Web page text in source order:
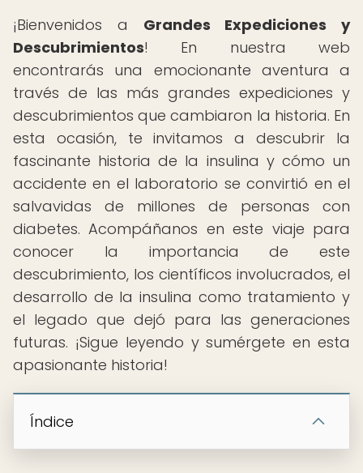
¡Bienvenidos a Grandes Expediciones y
Descubrimientos! En nuestra web
encontrarás una emocionante aventura a
través de las más grandes expediciones y
descubrimientos que cambiaron la historia. En
esta ocasión, te invitamos a descubrir la
fascinante historia de la insulina y cómo un
accidente en el laboratorio se convirtió en el
salvavidas de millones de personas con
diabetes. Acompáñanos en este viaje para
conocer la importancia de este
descubrimiento, los científicos involucrados, el
desarrollo de la insulina como tratamiento y
el legado que dejó para las generaciones
futuras. ¡Sigue leyendo y sumérgete en esta
apasionante historia!
Índice